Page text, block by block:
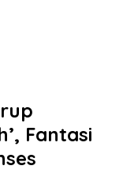
Fantasi